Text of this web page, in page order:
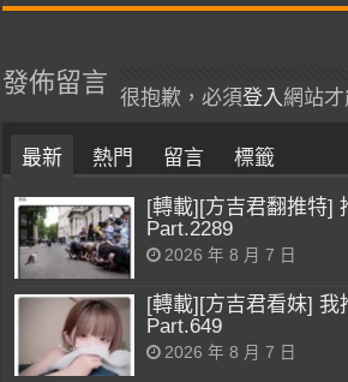
發佈留言
很抱歉，必須登入網站才
最新 熱門 留言 標籤
[轉載][方吉君翻推特]
Part.2289
2026 年 8 月 7 日
[轉載][方吉君看妹] 我
Part.649
2026 年 8 月 7 日